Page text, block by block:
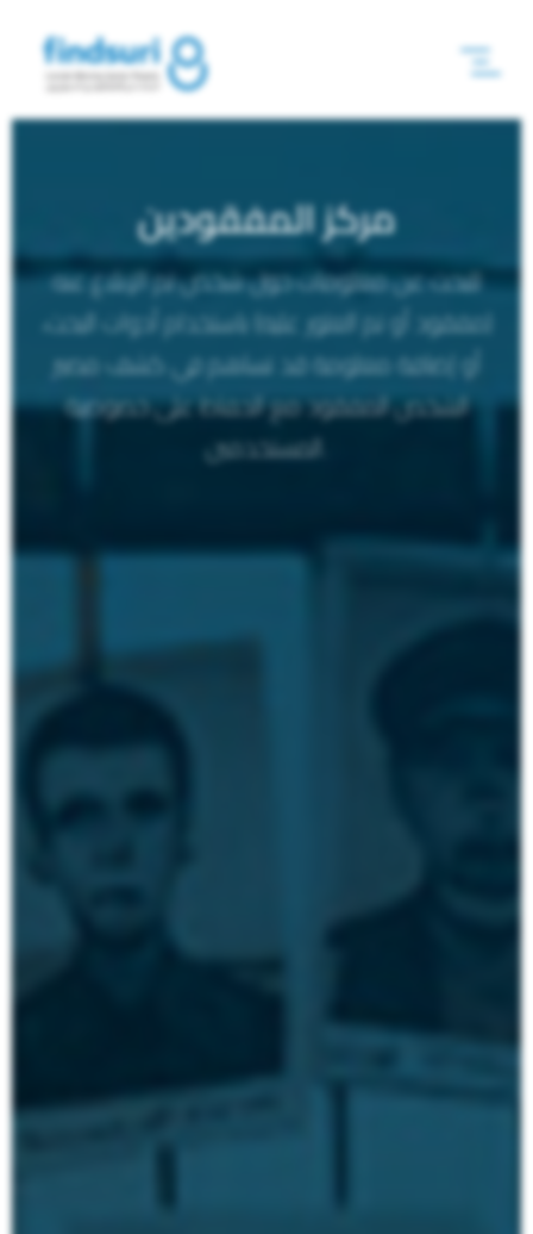
مركز المفقودين
للبحث عن معلومات حول شخص تم الإبلاغ عنه
(مفقود أو تم العثور عليه) باستخدام أدوات البحث،
أو إضافة معلومة قد تساهم في كشف مصير
الشخص المفقود مع الحفاظ على خصوصية